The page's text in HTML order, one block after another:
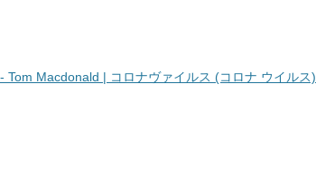
Tom Macdonald | コロナヴァイルス (コロナ ウイルス)